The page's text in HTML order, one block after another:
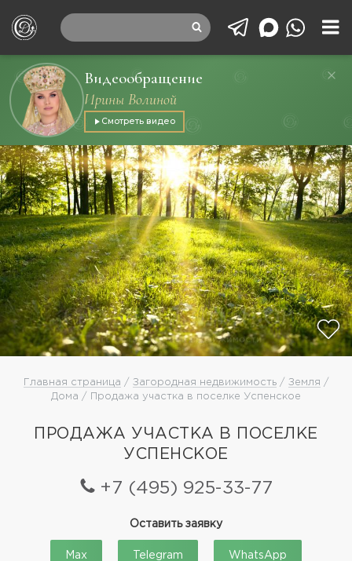
Видеообращение
Ирины Волиной
Смотреть видео
Главная страница / Загородная недвижимость/ Земля /
Дома / Продажа участка в поселке Успенское
ПРОДАЖА УЧАСТКА В ПОСЕЛКЕ
УСПЕНСКОЕ
+7 (495) 925-33-77
Оставить заявку
Max Telegram WhatsApp